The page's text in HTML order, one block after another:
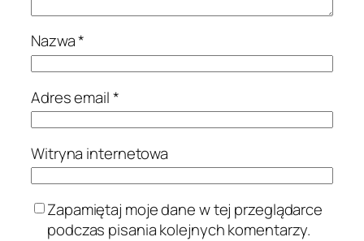
Nazwa*
Adres email*
Witryna internetowa
Zapamiętaj moje dane w tej przeglądarce
podczas pisania kolejnych komentarzy.